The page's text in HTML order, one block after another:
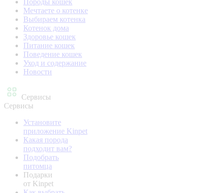
Породы кошек
Мечтаете о котенке
Выбираем котенка
Котенок дома
Здоровье кошек
Питание кошек
Поведение кошек
Уход и содержание
Новости
Сервисы
Сервисы
Установите
приложение Kinpet
Какая порода
подходит вам?
Подобрать
питомца
Подарки
от Kinpet